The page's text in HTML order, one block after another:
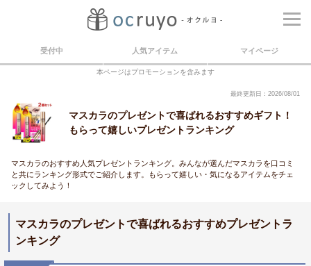
受付中 人気アイテム マイページ
本ページはプロモーションを含みます
最終更新日：2026/08/01
マスカラのプレゼントで喜ばれるおすすめギフト！
もらって嬉しいプレゼントランキング
マスカラのおすすめ人気プレゼントランキング。みんなが選んだマスカラを口コミ
と共にランキング形式でご紹介します。もらって嬉しい・気になるアイテムをチェ
ックしてみよう！
マスカラのプレゼントで喜ばれるおすすめプレゼントラ
ンキング